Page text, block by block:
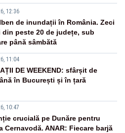
12:36
de inundații în România. Zeci
din peste 20 de județe, sub
până sâmbătă
11:04
DE WEEKEND: sfârșit de
în București și în țară
10:47
crucială pe Dunăre pentru
Cernavodă. ANAR: Fiecare barjă